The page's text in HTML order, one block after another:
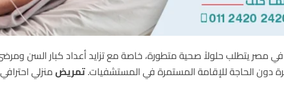
في مصر يتطلب حلولاً صحية متطورة، خاصة مع تزايد أعداد كبار السن
دون الحاجة للإقامة المستمرة في المستشفيات.تمريضمنزلي